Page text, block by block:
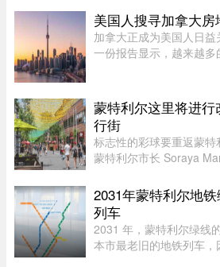
（8日）下午在温哥华市
美国人搜寻加拿大
加拿大正成为美国人日
一份报告显示，越来越
访问量的研究，发现美
蒙特利尔这里将进
行街
标志性的彩球要重返蒙特
蒙特利尔市长 Soraya
Street East 上空的这些
街区乃至这座城市的象征
2031年蒙特利尔地
列车
2031 年，蒙特利尔绿线
本市最老旧的地铁列车